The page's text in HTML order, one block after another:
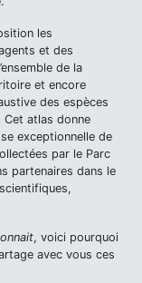
les
et des
de la
et encore
des espèces
atlas donne
exceptionnelle de
par le Parc
partenaires dans le
, voici pourquoi
avec vous ces